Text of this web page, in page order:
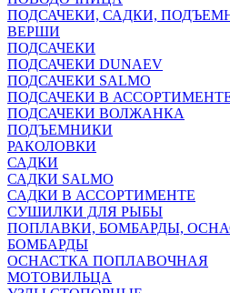
ПОДСАЧЕКИ, САДКИ,
ВЕРШИ
ПОДСАЧЕКИ
ПОДСАЧЕКИ DUNAEV
ПОДСАЧЕКИ SALMO
ПОДСАЧЕКИ В
ПОДСАЧЕКИ ВОЛЖАНКА
ПОДЪЕМНИКИ
РАКОЛОВКИ
САДКИ
САДКИ SALMO
САДКИ В АССОРТИМЕНТЕ
СУШИЛКИ ДЛЯ РЫБЫ
ПОПЛАВКИ, БОМБАРДЫ,
БОМБАРДЫ
ОСНАСТКА ПОПЛАВОЧНАЯ
МОТОВИЛЬЦА